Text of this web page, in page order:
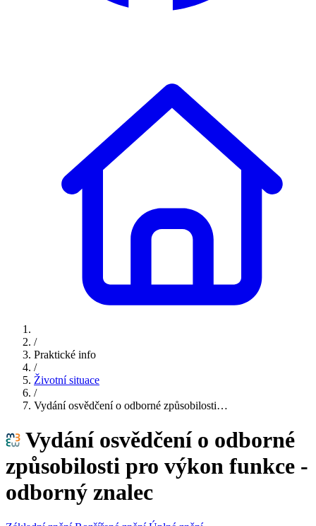
/
Praktické info
/
Životní situace
/
Vydání osvědčení o odborné způsobilosti…
Vydání osvědčení o odborné
způsobilosti pro výkon funkce -
odborný znalec